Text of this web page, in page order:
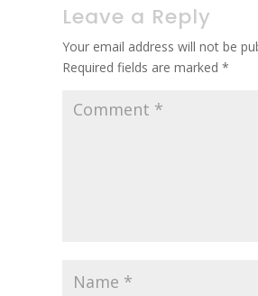
Leave a Reply
Your email address will not be
Required fields are marked *